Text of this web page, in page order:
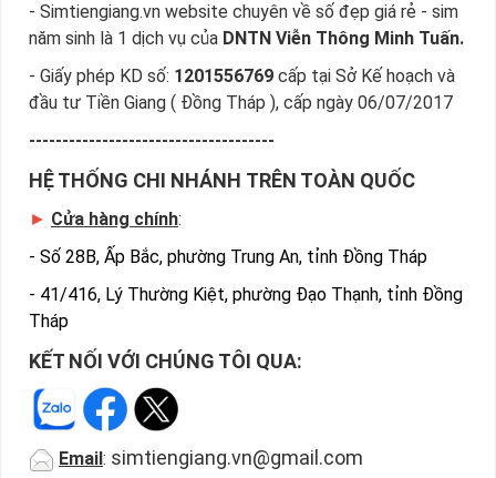
- Simtiengiang.vn website chuyên về số đẹp giá rẻ - sim
năm sinh là 1 dịch vụ của DNTN Viễn Thông Minh Tuấn.
- Giấy phép KD số: 1201556769 cấp tại Sở Kế hoạch và
đầu tư Tiền Giang ( Đồng Tháp ), cấp ngày 06/07/2017
-------------------------------------
HỆ THỐNG CHI NHÁNH TRÊN TOÀN QUỐC
► Cửa hàng chính:
- Số 28B, Ấp Bắc, phường Trung An, tỉnh Đồng Tháp
- 41/416, Lý Thường Kiệt, phường Đạo Thạnh, tỉnh Đồng
Tháp
KẾT NỐI VỚI CHÚNG TÔI QUA:
Email: simtiengiang.vn@gmail.com